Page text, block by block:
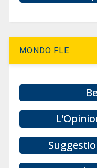
MONDO FLE